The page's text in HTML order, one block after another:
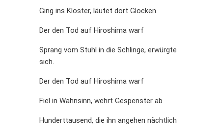
Ging ins Kloster, läutet dort Glocken.
Der den Tod auf Hiroshima warf
Sprang vom Stuhl in die Schlinge, erwürgte
sich.
Der den Tod auf Hiroshima warf
Fiel in Wahnsinn, wehrt Gespenster ab
Hunderttausend, die ihn angehen nächtlich